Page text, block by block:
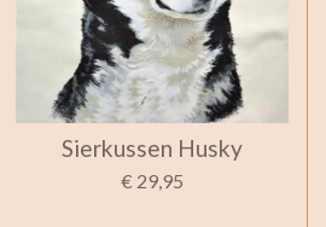
Sierkussen Husky
€ 29,95